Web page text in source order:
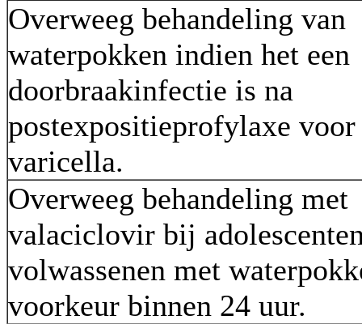
Overweeg behandeling van
waterpokken indien het een
doorbraakinfectie is na
postexpositieprofylaxe voor
varicella.
Overweeg behandeling met
valaciclovir bij
volwassenen met
voorkeur binnen 24 uur.